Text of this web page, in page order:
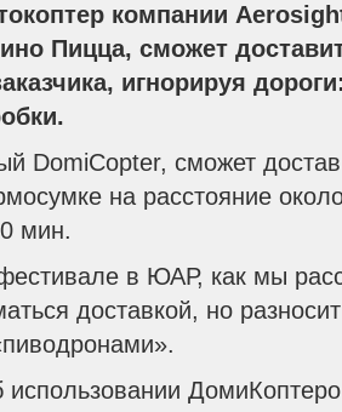
компании
Пицца, сможет
игнорируя
DomiCopter, сможет
на расстояние
мин.
в ЮАР, как мы
доставкой, но
использовании